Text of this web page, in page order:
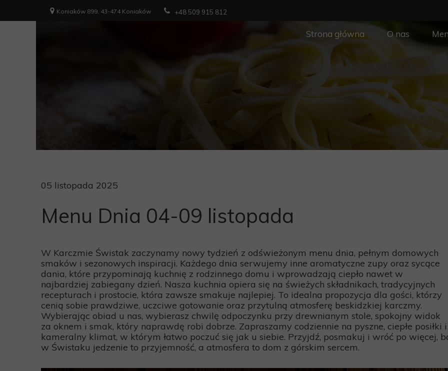
+48 509 915 812
Koniaków 899, 43-474 Koniaków
Strona główna O nas
Menu Dnia 04-09 listopada
05 listopada 2025
W Karczmie Świstak zaczynamy nowy tydzień z odświeżonym menu dnia, pełnym domowych
smaków i sezonowych inspiracji. Każdego dnia serwujemy inne aromatyczne zupy oraz sycące
dania, które przypominają kuchnię z rodzinnego domu i wprowadzają ciepło nawet w
najbardziej zabiegany dzień. Nasza kuchnia opiera się na świeżych składnikach, tradycyjnych
recepturach i prostocie, która zawsze smakuje najlepiej. To idealna propozycja dla gości, którzy
cenią sobie prawdziwe, uczciwe gotowanie oraz przytulną atmosferę beskidzkiej karczmy.
Wybierając obiad u nas, wybierasz chwilę odpoczynku przy drewnianym stole, spokojny widok
za oknem i smak, który naprawdę robi dobrze. Zapraszamy codziennie na pyszne, ciepłe posiłki i
kameralny klimat, w którym łatwo poczuć się jak u siebie. Przyjdź, posmakuj i wróć po więcej,
w Świstaku jedzenie to przyjemność, a atmosfera to dom z górskim sercem.